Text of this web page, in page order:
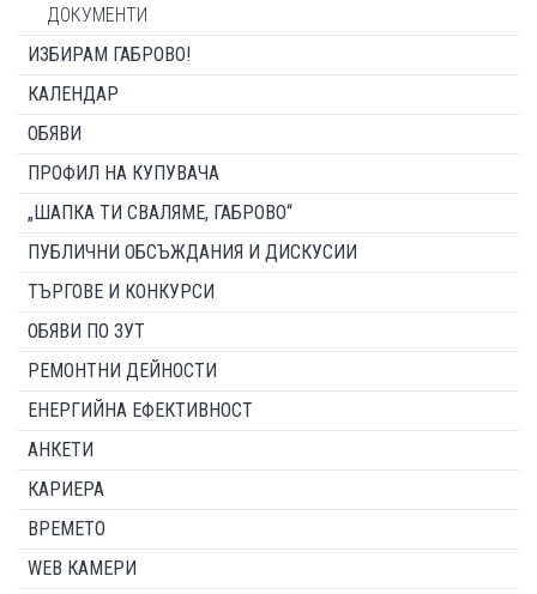
ДОКУМЕНТИ
ИЗБИРАМ ГАБРОВО!
КАЛЕНДАР
ОБЯВИ
ПРОФИЛ НА КУПУВАЧА
„ШАПКА ТИ СВАЛЯМЕ, ГАБРОВО“
ПУБЛИЧНИ ОБСЪЖДАНИЯ И ДИСКУСИИ
ТЪРГОВЕ И КОНКУРСИ
ОБЯВИ ПО ЗУТ
РЕМОНТНИ ДЕЙНОСТИ
ЕНЕРГИЙНА ЕФЕКТИВНОСТ
АНКЕТИ
КАРИЕРА
ВРЕМЕТО
WEB КАМЕРИ